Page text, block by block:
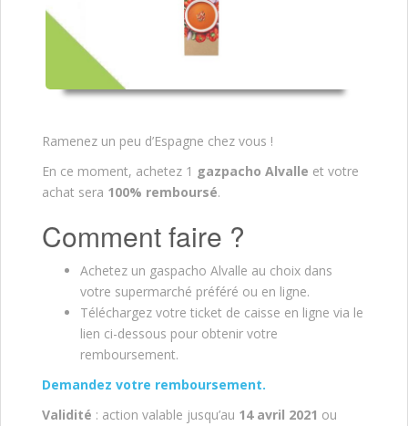
Ramenez un peu d’Espagne chez vous !
En ce moment, achetez 1 gazpacho Alvalle et votre
achat sera 100% remboursé.
Comment faire ?
Achetez un gaspacho Alvalle au choix dans
votre supermarché préféré ou en ligne.
Téléchargez votre ticket de caisse en ligne via le
lien ci-dessous pour obtenir votre
remboursement.
Demandez votre remboursement.
Validité : action valable jusqu’au 14 avril 2021 ou